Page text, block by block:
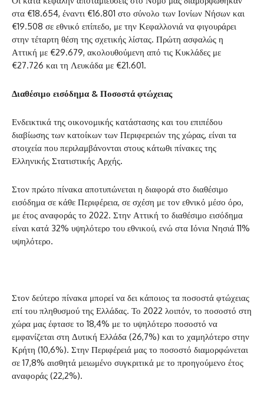
στα €18.654, έναντι €16.801 στο σύνολο των Ιονίων Νήσων και
€19.508 σε εθνικό επίπεδο, με την Κεφαλλονιά να φιγουράρει
στην τέταρτη θέση της σχετικής λίστας. Πρώτη ασφαλώς η
Αττική με €29.679, ακολουθούμενη από τις Κυκλάδες με
€27.726 και τη Λευκάδα με €21.601.
Διαθέσιμο εισόδημα & Ποσοστά φτώχειας
Ενδεικτικά της οικονομικής κατάστασης και του επιπέδου
διαβίωσης των κατοίκων των Περιφερειών της χώρας, είναι τα
στοιχεία που περιλαμβάνονται στους κάτωθι πίνακες της
Ελληνικής Στατιστικής Αρχής.
Στον πρώτο πίνακα αποτυπώνεται η διαφορά στο διαθέσιμο
εισόδημα σε κάθε Περιφέρεια, σε σχέση με τον εθνικό μέσο όρο,
με έτος αναφοράς το 2022. Στην Αττική το διαθέσιμο εισόδημα
είναι κατά 32% υψηλότερο του εθνικού, ενώ στα Ιόνια Νησιά 11%
υψηλότερο.
Στον δεύτερο πίνακα μπορεί να δει κάποιος τα ποσοστά φτώχειας
επί του πληθυσμού της Ελλάδας. Το 2022 λοιπόν, το ποσοστό στη
χώρα μας έφτασε το 18,4% με το υψηλότερο ποσοστό να
εμφανίζεται στη Δυτική Ελλάδα (26,7%) και το χαμηλότερο στην
Κρήτη (10,6%). Στην Περιφέρειά μας το ποσοστό διαμορφώνεται
σε 17,8% αισθητά μειωμένο συγκριτικά με το προηγούμενο έτος
αναφοράς (22,2%).